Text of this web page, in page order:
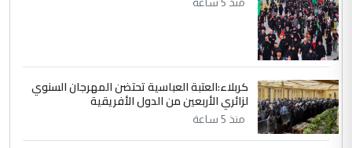
مضجعيك يابن الزنا (نص كامل)
منذ 5 ساعة
كربلاء:العتبة العباسية تحتضن المهرجان السنوي
لزائري الأربعين من الدول الأفريقية
منذ 5 ساعة